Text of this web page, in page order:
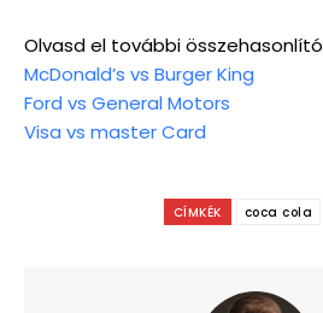
Olvasd el további
McDonald’s vs Burger King
Ford vs General Motors
Visa vs master Card
CÍMKÉK coca cola